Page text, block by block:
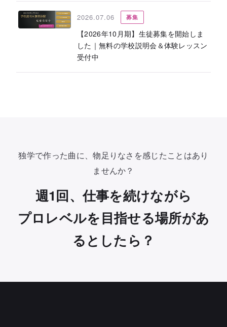
2026.07.06 募集
【2026年10月期】生徒募集を開始しま
した｜無料の学校説明会＆体験レッスン
受付中
独学で作った曲に、物足りなさを感じたことはあり
ませんか？
週1回、仕事を続けながら
プロレベルを目指せる場所があ
るとしたら？